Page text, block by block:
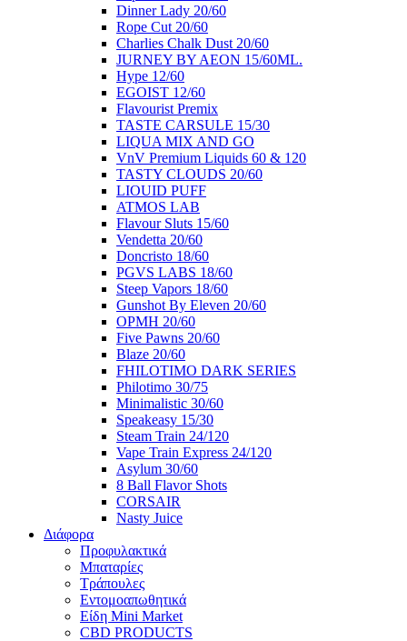
Dinner Lady 20/60
Rope Cut 20/60
Charlies Chalk Dust 20/60
JURNEY BY AEON 15/60ML.
Hype 12/60
EGOIST 12/60
Flavourist Premix
ΤΑSTE CARSULE 15/30
LIQUA MIX AND GO
VnV Premium Liquids 60 & 120
TASTY CLOUDS 20/60
LIOUID PUFF
ATMOS LAB
Flavour Sluts 15/60
Vendetta 20/60
Doncristo 18/60
PGVS LABS 18/60
Steep Vapors 18/60
Gunshot By Eleven 20/60
ΟΡΜΗ 20/60
Five Pawns 20/60
Blaze 20/60
FHILOTIMO DARK SERIES
Philotimo 30/75
Minimalistic 30/60
Speakeasy 15/30
Steam Train 24/120
Vape Train Express 24/120
Asylum 30/60
8 Βall Flavor Shots
CORSAIR
Nasty Juice
Διάφορα
Προφυλακτικά
Μπαταρίες
Τράπουλες
Εντομοαπωθητικά
Είδη Mini Market
CBD PRODUCTS